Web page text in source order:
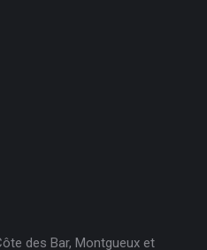
des Bar, Montgueux et